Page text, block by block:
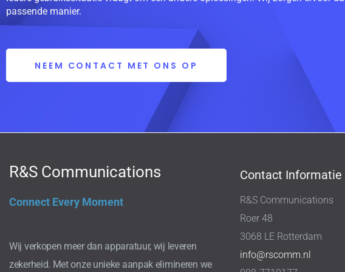
passende manier.
NEEM CONTACT MET ONS OP
R&S Communications
Connect Every Moment
Wij verkopen meer dan apparatuur, wij leveren
zekerheid. Met onze unieke aanpak elimineren we
Contact Informatie
R&S Communications
Roer 48
3068 LE Rotterdam
info@rscomm.nl